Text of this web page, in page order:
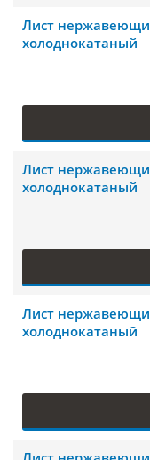
Лист
холоднокатаный
Лист
холоднокатаный
Лист
холоднокатаный